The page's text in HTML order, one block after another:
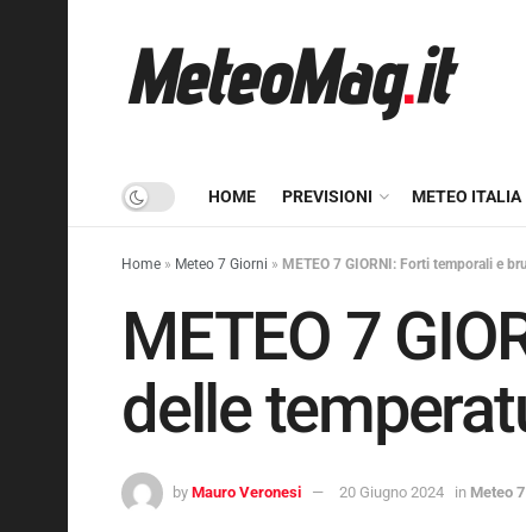
HOME PREVISIONI METEO ITALIA
Home » Meteo 7 Giorni » METEO 7 GIORNI: Forti temporali e
METEO 7
delle
by Mauro Veronesi 20 Giugno 2024 in Meteo